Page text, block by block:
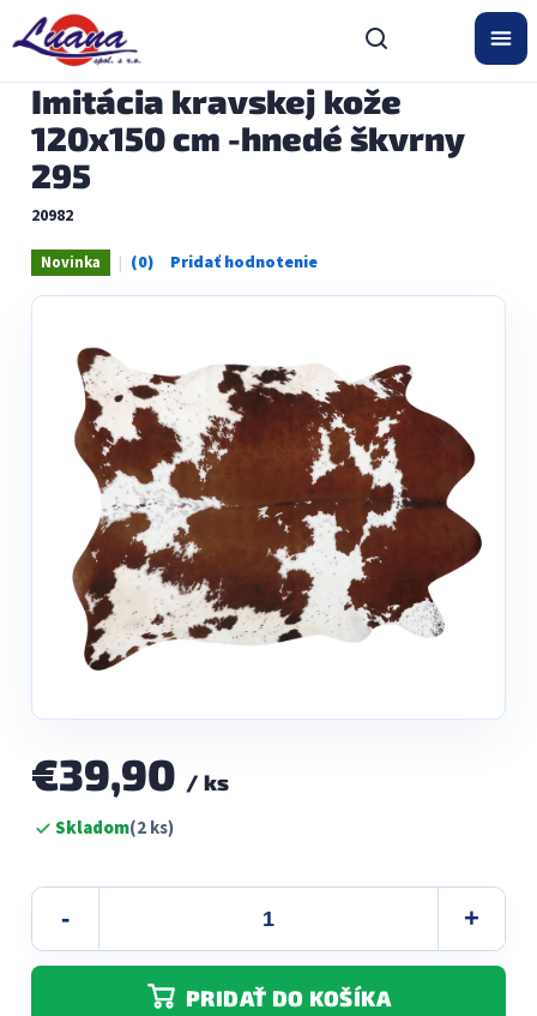
obsah
Imitácia kravskej kože
120x150 cm -hnedé škvrny
295
20982
Novinka
Priemerné
hodnotenie
5
hviezdičiek.
€39,90 / ks
Jednotková
cena:Skladom(2 ks)
PRIDAŤ DO KOŠÍKA